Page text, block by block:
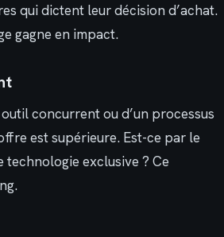
qui dictent leur décision d’achat.
gagne en impact.
concurrent ou d’un processus
est supérieure. Est-ce par le
technologie exclusive ? Ce